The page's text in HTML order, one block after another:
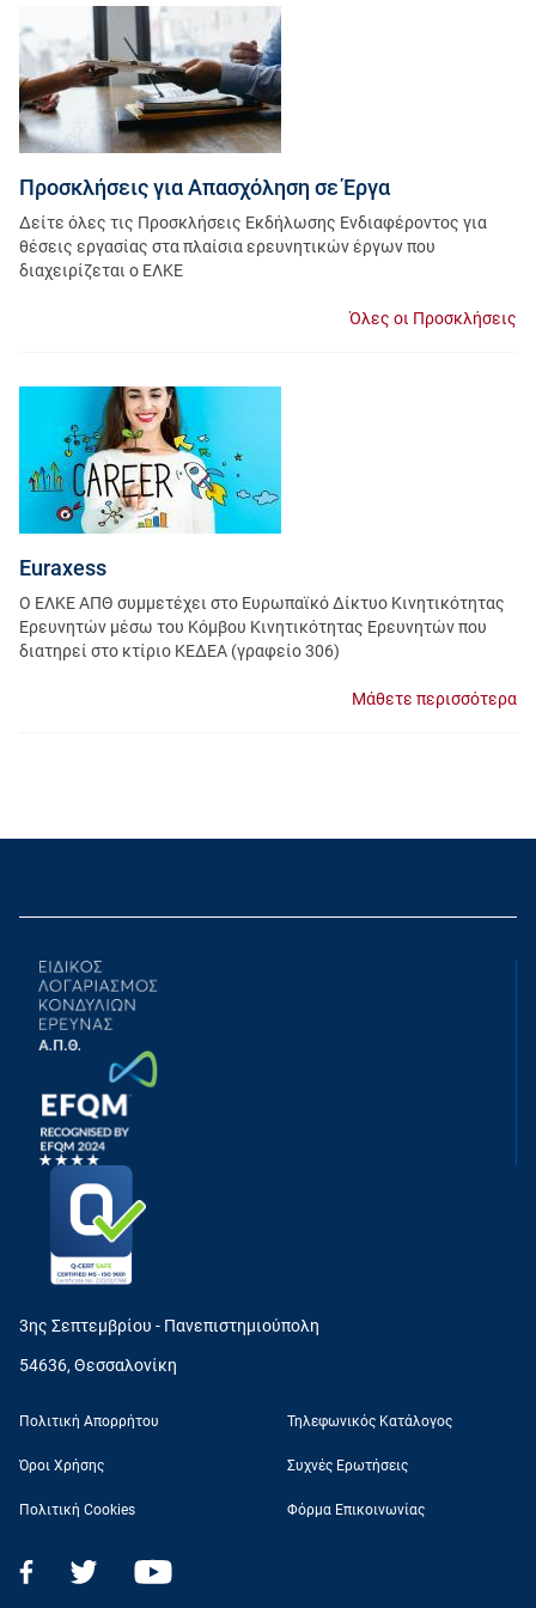
Προσκλήσεις για Απασχόληση σε Έργα
Δείτε όλες τις Προσκλήσεις Εκδήλωσης Ενδιαφέροντος για
θέσεις εργασίας στα πλαίσια ερευνητικών έργων που
διαχειρίζεται ο ΕΛΚΕ
Όλες οι Προσκλήσεις
Euraxess
Ο ΕΛΚΕ ΑΠΘ συμμετέχει στο Ευρωπαϊκό Δίκτυο Κινητικότητας
Ερευνητών μέσω του Κόμβου Κινητικότητας Ερευνητών που
διατηρεί στο κτίριο ΚΕΔΕΑ (γραφείο 306)
Μάθετε περισσότερα
3ης Σεπτεμβρίου - Πανεπιστημιούπολη
54636, Θεσσαλονίκη
Πολιτική Απορρήτου
Όροι Χρήσης
Πολιτική Cookies
Τηλεφωνικός Κατάλογος
Συχνές Ερωτήσεις
Φόρμα Επικοινωνίας